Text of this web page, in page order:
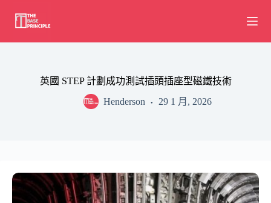
content
英國 STEP 計劃成功測試插頭插座型磁鐵技術
Henderson
29 1 月, 2026